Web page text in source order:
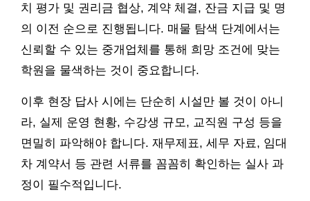
치 평가 및 권리금 협상, 계약 체결, 잔금 지급 및 명
의 이전 순으로 진행됩니다. 매물 탐색 단계에서는
신뢰할 수 있는 중개업체를 통해 희망 조건에 맞는
학원을 물색하는 것이 중요합니다.
이후 현장 답사 시에는 단순히 시설만 볼 것이 아니
라, 실제 운영 현황, 수강생 규모, 교직원 구성 등을
면밀히 파악해야 합니다. 재무제표, 세무 자료, 임대
차 계약서 등 관련 서류를 꼼꼼히 확인하는 실사 과
정이 필수적입니다.